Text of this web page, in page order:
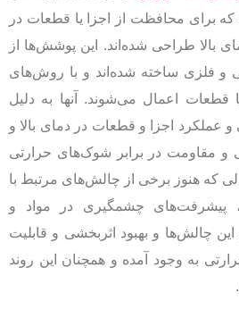
برای محافظت از اجزا یا قطعات در
بالا طراحی شده‌اند. این پوشش‌ها از
و فلزی ساخته شده‌اند و با روش‌های
اعمال می‌شوند. آنها به دلیل
و عملکرد اجزا و قطعات در دمای بالا و
و مقاومت در برابر شوک‌های حرارتی
که هنوز برخی از چالش‌های مرتبط با
پیشرفت‌های چشمگیری در مواد و
چالش‌ها و بهبود اثربخشی و قابلیت
به وجود آمده و همچنان این روند